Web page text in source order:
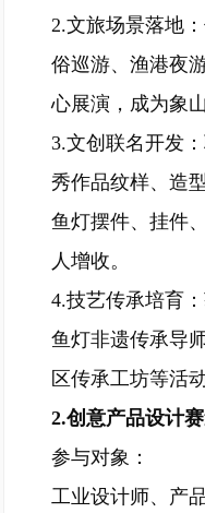
2.文旅场景落地
俗巡游、渔港夜
心展演，成为象
3.文创联名开发
秀作品纹样、造
鱼灯摆件、挂件
人增收。
4.技艺传承培育
鱼灯非遗传承导
区传承工坊等活
2.创意产品设计
参与对象：
工业设计师、产